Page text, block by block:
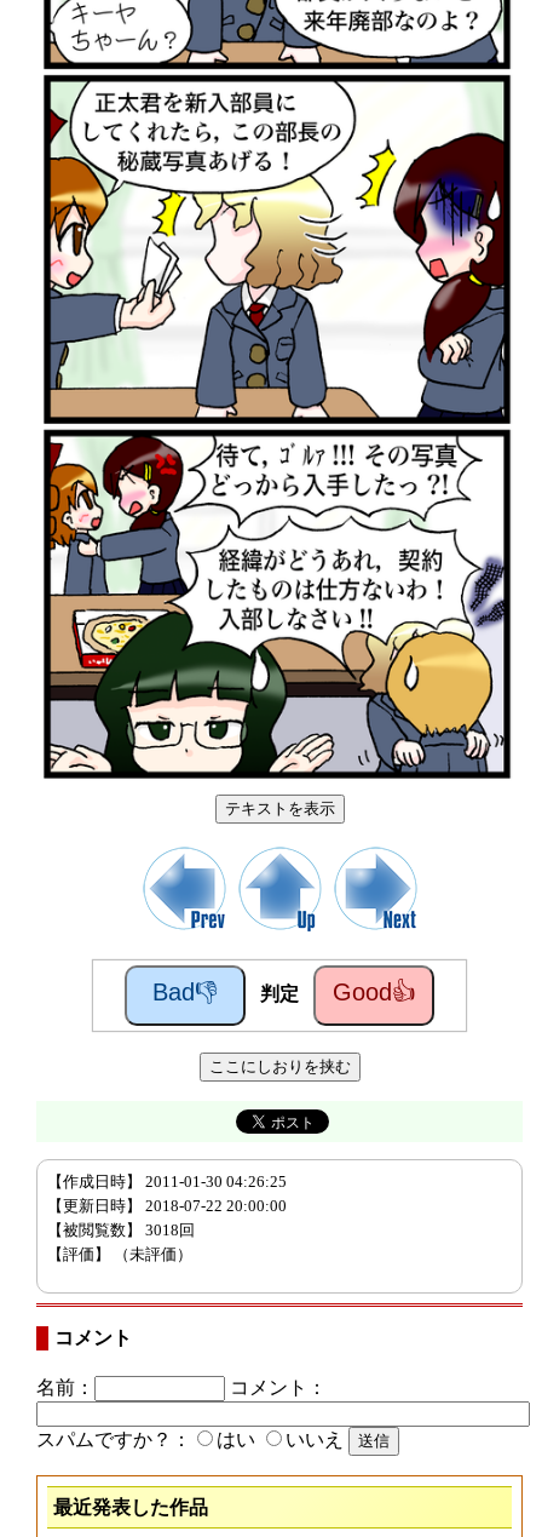
テキストを表示
Bad👎 判定 Good👍
ここにしおりを挟む
【作成日時】 2011-01-30 04:26:25
【更新日時】 2018-07-22 20:00:00
【被閲覧数】 3018回
【評価】
（未評価）
コメント
名前： コメント：
スパムですか？： はい いいえ
最近発表した作品